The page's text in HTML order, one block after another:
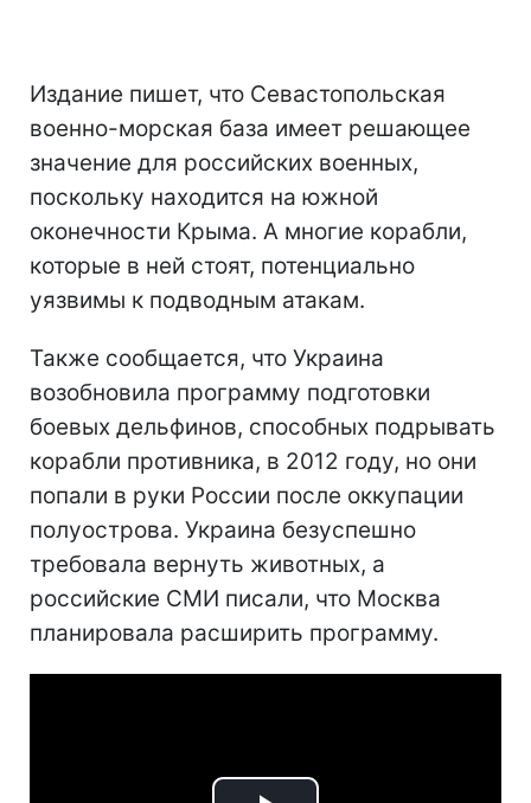
Издание пишет, что Севастопольская
военно-морская база имеет решающее
значение для российских военных,
поскольку находится на южной
оконечности Крыма. А многие корабли,
которые в ней стоят, потенциально
уязвимы к подводным атакам.
Также сообщается, что Украина
возобновила программу подготовки
боевых дельфинов, способных подрывать
корабли противника, в 2012 году, но они
попали в руки России после оккупации
полуострова. Украина безуспешно
требовала вернуть животных, а
российские СМИ писали, что Москва
планировала расширить программу.